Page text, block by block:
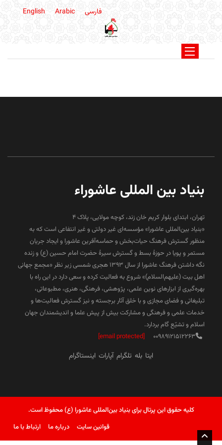
فارسی English Arabic
بنیاد بین المللی عاشوراء
تهران، ابتدای بلوار کریم خان زند، کوچه مولایی، پلاک 4
«بنیاد بین‌المللی عاشورا» مؤسسه‌ای غیر دولتی و غیر انتفاعی است که به
منظور گسترش فرهنگ حیات‌بخش و حماسه‌آفرین عاشورا و ایجاد جریان
مستمر و پویا در حوزۀ بسط و گسترش سیرۀ حضرت امام حسین (ع) و زنده
نگه داشتن فرهنگ عاشورا از سال ۱۳۹۳ هجری شمسی زیر نظر «مجمع جهانی
اهل بیت (علیهم‌السلام)» شروع به فعالیت کرده و سعی دارد در این راه با
بهره‌گیری از ابزارهای نوین علمی، پژوهشی، فرهنگی، هنری، مطبوعاتی،
تبلیغاتی و فضای مجازی و با خلق آثار برجسته و نیز گسترش فعالیت‌ها و
خدمات علمی و فرهنگی و مشارکت بیش از پیش علما و اندیشمندان جهان
اسلام و تشیّع گام بردارد.
00989121512263
[email protected]
ایتا بله تلگرام آپارات اینستاگرام
کلیه حقوق این پرتال برای بنیاد بین‌المللی عاشورا (ع) محفوظ است.
قوانین سایت
درباره ما ارتباط با ما